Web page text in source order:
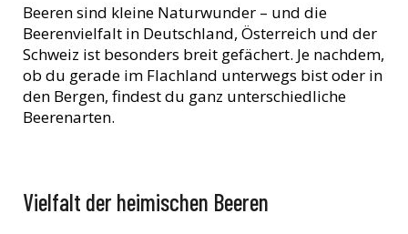
Beeren sind kleine Naturwunder – und die
Beerenvielfalt in Deutschland, Österreich und der
Schweiz ist besonders breit gefächert. Je nachdem,
ob du gerade im Flachland unterwegs bist oder in
den Bergen, findest du ganz unterschiedliche
Beerenarten.
Vielfalt der heimischen Beeren